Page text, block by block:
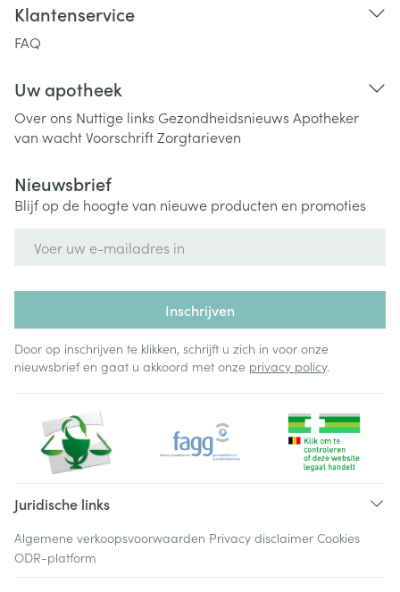
Klantenservice
FAQ
Uw apotheek
Over ons Nuttige links Gezondheidsnieuws Apotheker
van wachtVoorschriftZorgtarieven
Nieuwsbrief
Blijf op de hoogte van nieuwe producten en promoties
Inschrijven
Door op inschrijven te klikken, schrijft u zich in voor onze
nieuwsbrief en gaat u akkoord met onze privacy policy.
Juridische links
Algemene verkoopsvoorwaarden Privacy disclaimer Cookies
ODR-platform